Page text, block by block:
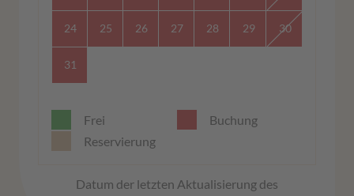
24 25 26 27 28 29 30
31
Frei
Buchung
Reservierung
Datum der letzten Aktualisierung des